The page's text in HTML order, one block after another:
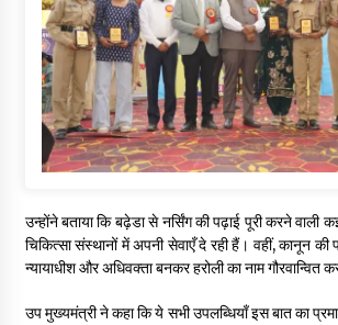
उन्होंने बताया कि बढ़ेडा से नर्सिंग की पढ़ाई पूरी करने वाली
चिकित्सा संस्थानों में अपनी सेवाएँ दे रही हैं। वहीं, कानून
न्यायाधीश और अधिवक्ता बनकर हरोली का नाम गौरवान्वित
उप मुख्यमंत्री ने कहा कि ये सभी उपलब्धियाँ इस बात का